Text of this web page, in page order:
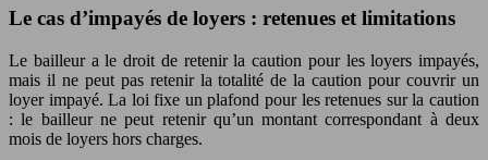
Le cas d’impayés de loyers : retenues et limitations
Le bailleur a le droit de retenir la caution pour les loyers impayés,
mais il ne peut pas retenir la totalité de la caution pour couvrir un
loyer impayé. La loi fixe un plafond pour les retenues sur la caution
: le bailleur ne peut retenir qu’un montant correspondant à deux
mois de loyers hors charges.